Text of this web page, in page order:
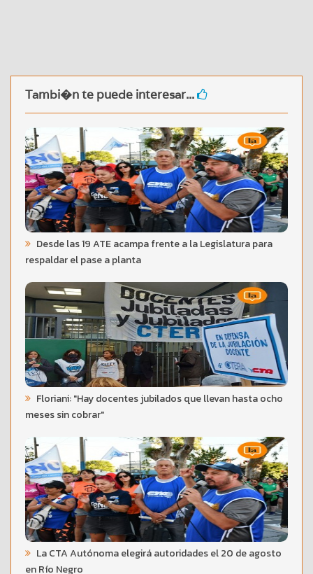
Tambi�n te puede interesar...
Desde las 19 ATE acampa frente a la Legislatura para
respaldar el pase a planta
Floriani: "Hay docentes jubilados que llevan hasta ocho
meses sin cobrar"
La CTA Autónoma elegirá autoridades el 20 de agosto
en Río Negro